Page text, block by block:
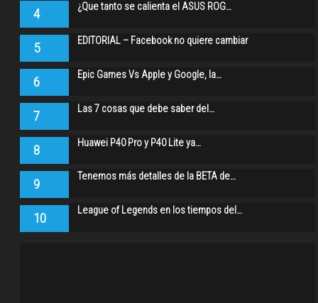
4 ¿Que tanto se calienta el ASUS ROG…
5 EDITORIAL – Facebook no quiere cambiar
6 Epic Games Vs Apple y Google, la…
7 Las 7 cosas que debe saber del…
8 Huawei P40 Pro y P40 Lite ya…
9 Tenemos más detalles de la BETA de…
10 League of Legends en los tiempos del…